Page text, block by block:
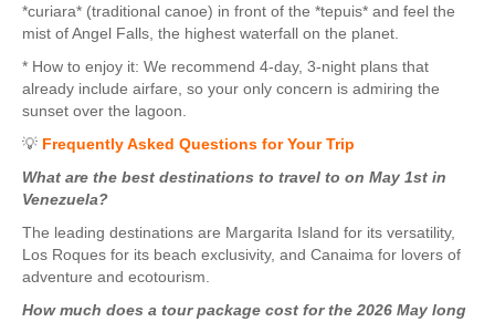
*curiara* (traditional canoe) in front of the *tepuis* and feel the
mist of Angel Falls, the highest waterfall on the planet.
* How to enjoy it: We recommend 4-day, 3-night plans that
already include airfare, so your only concern is admiring the
sunset over the lagoon.
💡 Frequently Asked Questions for Your Trip
What are the best destinations to travel to on May 1st in
Venezuela?
The leading destinations are Margarita Island for its versatility,
Los Roques for its beach exclusivity, and Canaima for lovers of
adventure and ecotourism.
How much does a tour package cost for the 2026 May long